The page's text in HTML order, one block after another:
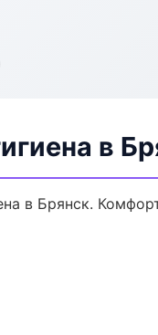
в
в Брянск.